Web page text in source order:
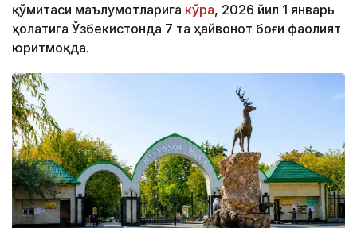
қўмитаси маълумотларига кўра, 2026 йил 1 январь
ҳолатига Ўзбекистонда 7 та ҳайвонот боғи фаолият
юритмоқда.